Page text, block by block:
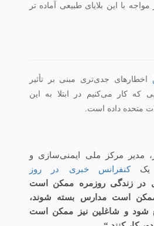
با این بلایای طبیعی آماده تر
اخطارهای جدی‌تری مبنی بر تأثیر
که کار می‌کنیم در ابتلا به این
متحده داده‌ است.
مدیر مرکز ملی ایمنی‌سازی و
کنفرانس خبری در روز
در زندگی روزمره ممکن است
است مدارس بسته شوند،
شود و شاغلین نیز ممکن است